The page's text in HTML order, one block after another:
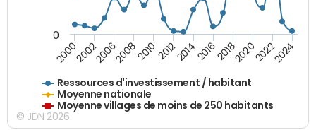
Ressources d'investissement / habitant
Moyenne nationale
Moyenne villages de moins de 250 habitants
200020022006200820102012201420162018202020222024
0
© JDN 2026